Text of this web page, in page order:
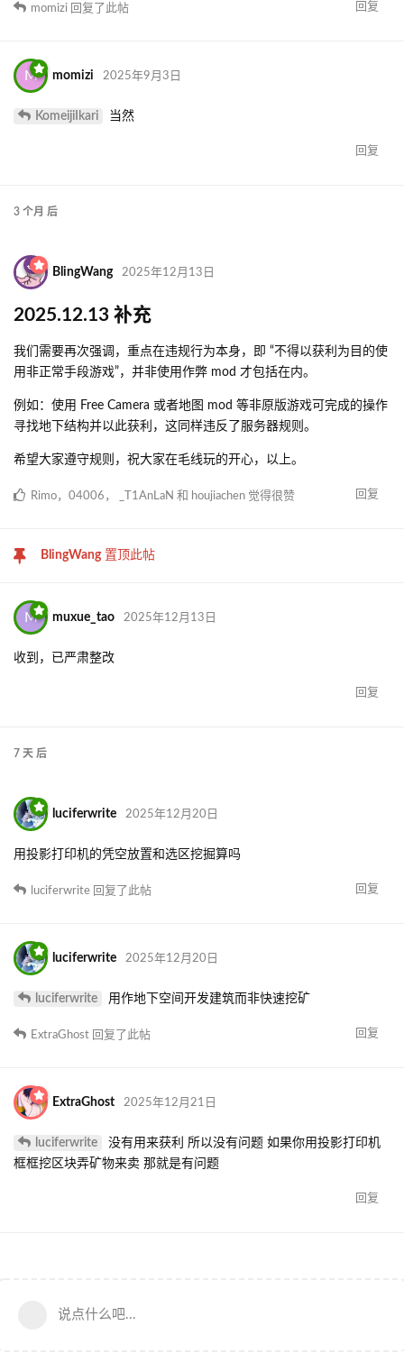
回复
momizi 回复了此帖
M momizi 2025年9月3日
KomeijiIkari 当然
回复
3 个月 后
BlingWang 2025年12月13日
2025.12.13 补充
我们需要再次强调，重点在违规行为本身，即 “不得以获利为目的使
用非正常手段游戏”，并非使用作弊 mod 才包括在内。
例如：使用 Free Camera 或者地图 mod 等非原版游戏可完成的操作
寻找地下结构并以此获利，这同样违反了服务器规则。
希望大家遵守规则，祝大家在毛线玩的开心，以上。
回复
Rimo， 04006 ， _T1AnLaN 和 houjiachen 觉得很赞
BlingWang置顶此帖
M muxue_tao 2025年12月13日
收到，已严肃整改
回复
7 天 后
luciferwrite 2025年12月20日
用投影打印机的凭空放置和选区挖掘算吗
回复
luciferwrite 回复了此帖
luciferwrite 2025年12月20日
luciferwrite 用作地下空间开发建筑而非快速挖矿
回复
ExtraGhost 回复了此帖
ExtraGhost 2025年12月21日
luciferwrite
没有用来获利 所以没有问题 如果你用投影打印机
框框挖区块弄矿物来卖 那就是有问题
回复
说点什么吧...